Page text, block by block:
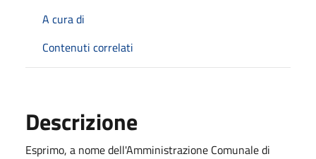
A cura di
Contenuti correlati
Descrizione
Esprimo, a nome dell'Amministrazione Comunale di